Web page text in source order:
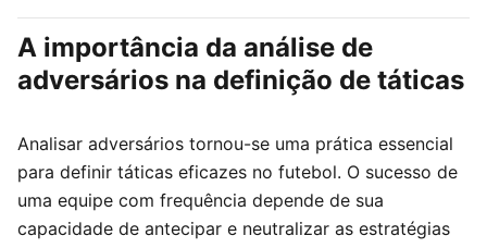
A importância da análise de
adversários na definição de táticas
Analisar adversários tornou-se uma prática essencial
para definir táticas eficazes no futebol. O sucesso de
uma equipe com frequência depende de sua
capacidade de antecipar e neutralizar as estratégias